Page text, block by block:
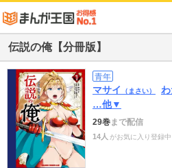
伝説の俺【分冊版】
青年
マサイ （まさい）
…他▼
29巻まで配信
14人 がお気に入り登録中